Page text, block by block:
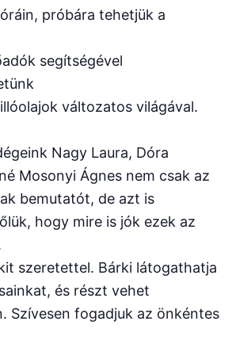
próbára tehetjük a
segítségével
változatos világával.
Nagy Laura, Dóra
Mosonyi Ágnes nem csak az
bemutatót, de azt is
hogy mire is jók ezek az
szeretettel. Bárki látogathatja
és részt vehet
Szívesen fogadjuk az önkéntes